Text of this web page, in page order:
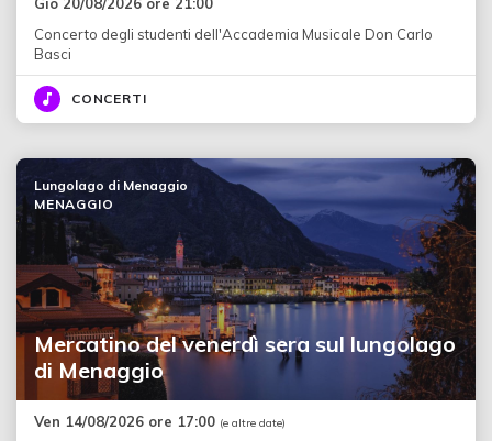
Concerto degli studenti dell'Accademia Musicale Don Carlo
Basci
CONCERTI
Mercatino del venerdì sera sul lungolago
di Menaggio
Lungolago di Menaggio
MENAGGIO
Ven 14/08/2026 ore 17:00 (e altre date)